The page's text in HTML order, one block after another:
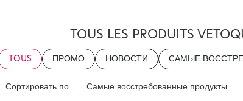
TOUS LES PRODUITS
TOUS ПРОМО НОВОСТИ САМЫЕ
Сортировать по :